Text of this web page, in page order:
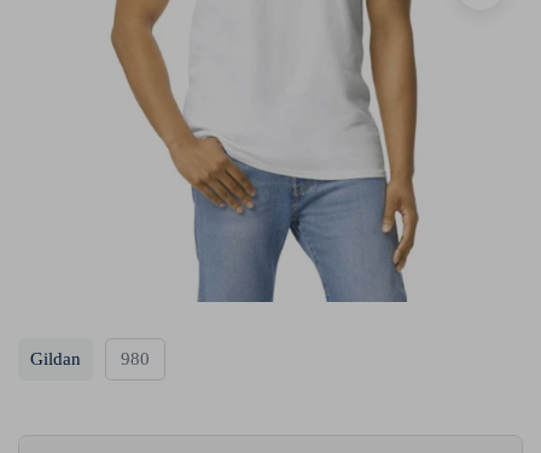
Gildan 980